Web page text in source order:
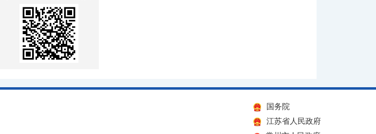
国务院
江苏省人民政府